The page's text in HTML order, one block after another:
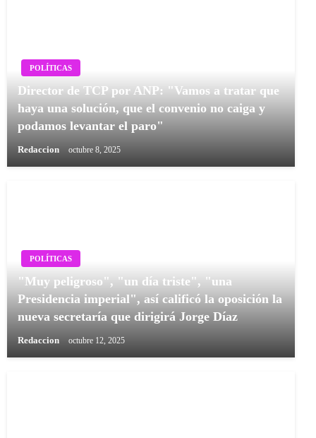
POLÍTICAS
Director de TCP por ANP: "Vamos a tratar que
haya una solución, que el convenio no caiga y
podamos levantar el paro"
Redaccion octubre 8, 2025
POLÍTICAS
"Muy peligroso", "un día triste", "una
Presidencia imperial", así calificó la oposición la
nueva secretaría que dirigirá Jorge Díaz
Redaccion octubre 12, 2025